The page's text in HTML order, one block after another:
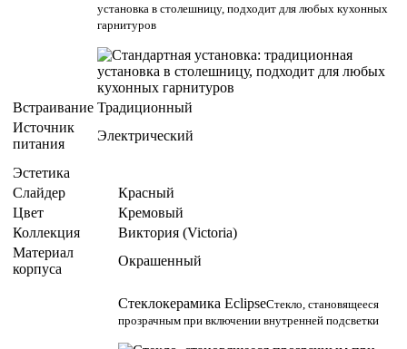
установка в столешницу, подходит для любых кухонных
гарнитуров
Встраивание Традиционный
Источник
питания
Электрический
Эстетика
Слайдер
Красный
Цвет
Кремовый
Коллекция
Виктория (Victoria)
Материал
корпуса
Окрашенный
Стеклокерамика EclipseСтекло, становящееся
прозрачным при включении внутренней подсветки